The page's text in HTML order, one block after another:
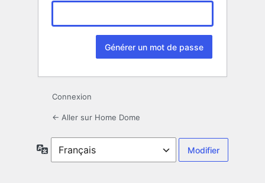
Connexion
← Aller sur Home Dome
Langue